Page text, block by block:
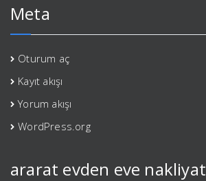
Meta
Oturum aç
Kayıt akışı
Yorum akışı
WordPress.org
ararat evden eve nakliyat